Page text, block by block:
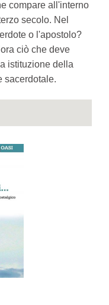
compare all'interno
secolo. Nel
o l'apostolo?
ciò che deve
istituzione della
sacerdotale.